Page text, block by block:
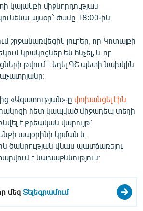
կայքերը
կալանքի միջնորդության
այսօր` ժամը 18:00-ին։
շրջանառվեցին լուրեր, որ Կոտայքի
կրակոցներ են հնչել, և որ
թվում է եղել ԳՇ պետի նախկին
«Ազատության»-ը փոխանցել էին
հետ կապված միջադեպ տեղի
է քրեական վարույթ՝
ապօրինի կրման և
ծանրության վնաս պատճառելու
է նախաքննություն։
մեզՏելեգրամում